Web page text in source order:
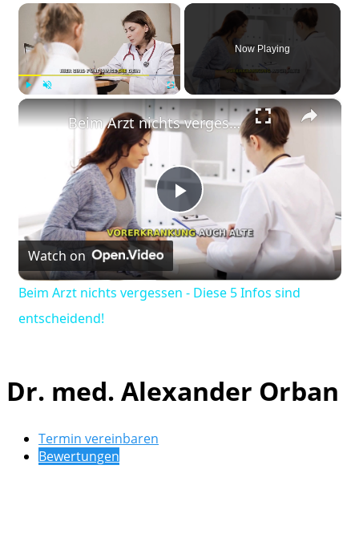
×
Now Playing
×
Play
Video
Beim Arzt nichts vergessen - Diese 5 Infos sind entscheidend!
Watch on
Beim Arzt nichts vergessen - Diese 5 Infos sind
entscheidend!
Dr. med. Alexander Orban
Termin vereinbaren
Bewertungen